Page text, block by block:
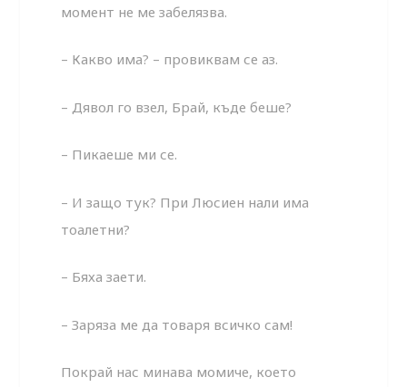
момент не ме забелязва.
– Какво има? – провиквам се аз.
– Дявол го взел, Брай, къде беше?
– Пикаеше ми се.
– И защо тук? При Люсиен нали има
тоалетни?
– Бяха заети.
– Заряза ме да товаря всичко сам!
Покрай нас минава момиче, което